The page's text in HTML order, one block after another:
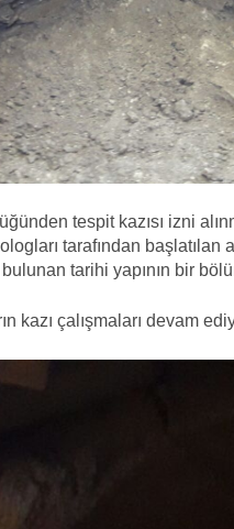
tespit kazısı izni
tarafından başlatılan
tarihi yapının bir
kazı çalışmaları devam